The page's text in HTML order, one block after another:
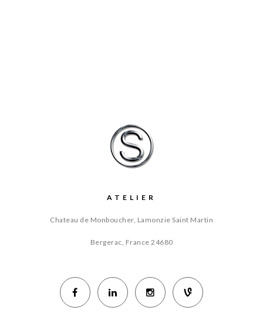
ATELIER
Chateau de Monboucher, Lamonzie Saint Martin
Bergerac, France 24680